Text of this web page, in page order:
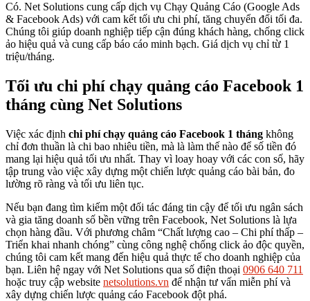
Có. Net Solutions cung cấp dịch vụ Chạy Quảng Cáo (Google Ads
& Facebook Ads) với cam kết tối ưu chi phí, tăng chuyển đổi tối đa.
Chúng tôi giúp doanh nghiệp tiếp cận đúng khách hàng, chống click
ảo hiệu quả và cung cấp báo cáo minh bạch. Giá dịch vụ chỉ từ 1
triệu/tháng.
Tối ưu chi phí chạy quảng cáo Facebook 1
tháng cùng Net Solutions
Việc xác định chi phí chạy quảng cáo Facebook 1 tháng không
chỉ đơn thuần là chi bao nhiêu tiền, mà là làm thế nào để số tiền đó
mang lại hiệu quả tối ưu nhất. Thay vì loay hoay với các con số, hãy
tập trung vào việc xây dựng một chiến lược quảng cáo bài bản, đo
lường rõ ràng và tối ưu liên tục.
Nếu bạn đang tìm kiếm một đối tác đáng tin cậy để tối ưu ngân sách
và gia tăng doanh số bền vững trên Facebook, Net Solutions là lựa
chọn hàng đầu. Với phương châm “Chất lượng cao – Chi phí thấp –
Triển khai nhanh chóng” cùng công nghệ chống click ảo độc quyền,
chúng tôi cam kết mang đến hiệu quả thực tế cho doanh nghiệp của
bạn. Liên hệ ngay với Net Solutions qua số điện thoại 0906 640 711
hoặc truy cập website netsolutions.vn để nhận tư vấn miễn phí và
xây dựng chiến lược quảng cáo Facebook đột phá.